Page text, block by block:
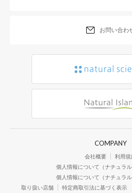
お問い合わ
COMPANY
会社概要
利用規
個人情報について（ナチュラル
個人情報について（ナチュラル
取り扱い店舗
特定商取引法に基づく表示